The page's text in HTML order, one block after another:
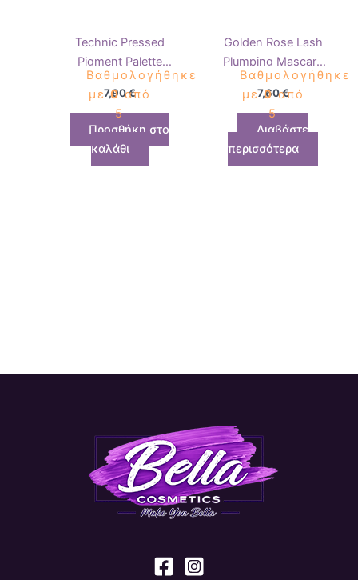
Technic Pressed
Pigment Palette
Venus Rising
Βαθμολογήθηκε
με0από
5
7,90€
Προσθήκη στο
καλάθι
Golden Rose Lash
Plumping Mascara
Black
Βαθμολογήθηκε
με0από
5
7,60€
Διαβάστε
περισσότερα